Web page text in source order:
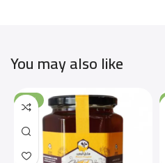
You may also like
-13%